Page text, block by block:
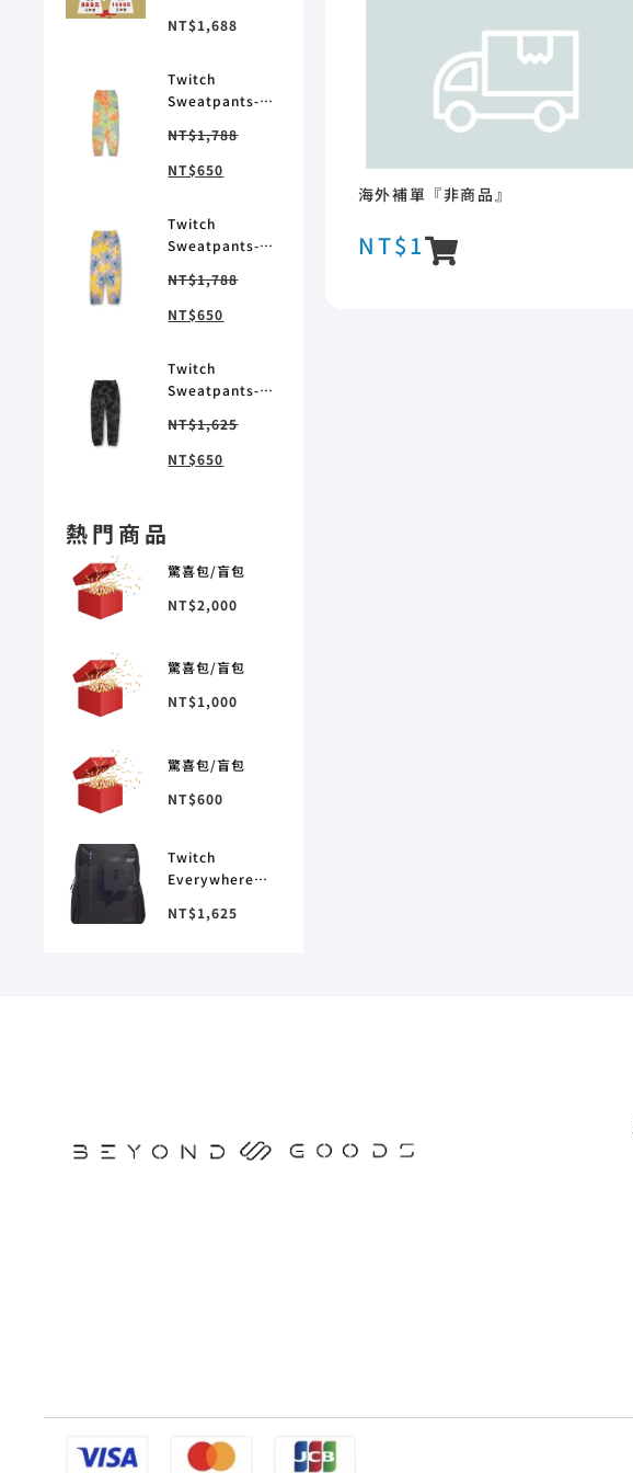
NT$1,688
Twitch
Sweatpants-
Tie-Dye 純棉紮
染運動褲-橘綠色
NT$1,788
NT$650
Twitch
Sweatpants-
Tie-Dye 純棉紮
染運動褲-黃藍色
NT$1,788
NT$650
Twitch
Sweatpants-
Dye 純棉紮染運
動褲-黑色紮染
NT$1,625
NT$650
熱門商品
驚喜包/盲包
NT$2,000
驚喜包/盲包
NT$1,000
驚喜包/盲包
NT$600
Twitch
Everywhere
NT$1,625
海外補單『非商品』
NT$1